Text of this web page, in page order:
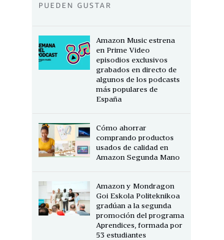
PUEDEN GUSTAR
Amazon Music estrena
en Prime Video
episodios exclusivos
grabados en directo de
algunos de los podcasts
más populares de
España
Cómo ahorrar
comprando productos
usados de calidad en
Amazon Segunda Mano
Amazon y Mondragon
Goi Eskola Politeknikoa
gradúan a la segunda
promoción del programa
Aprendices, formada por
53 estudiantes